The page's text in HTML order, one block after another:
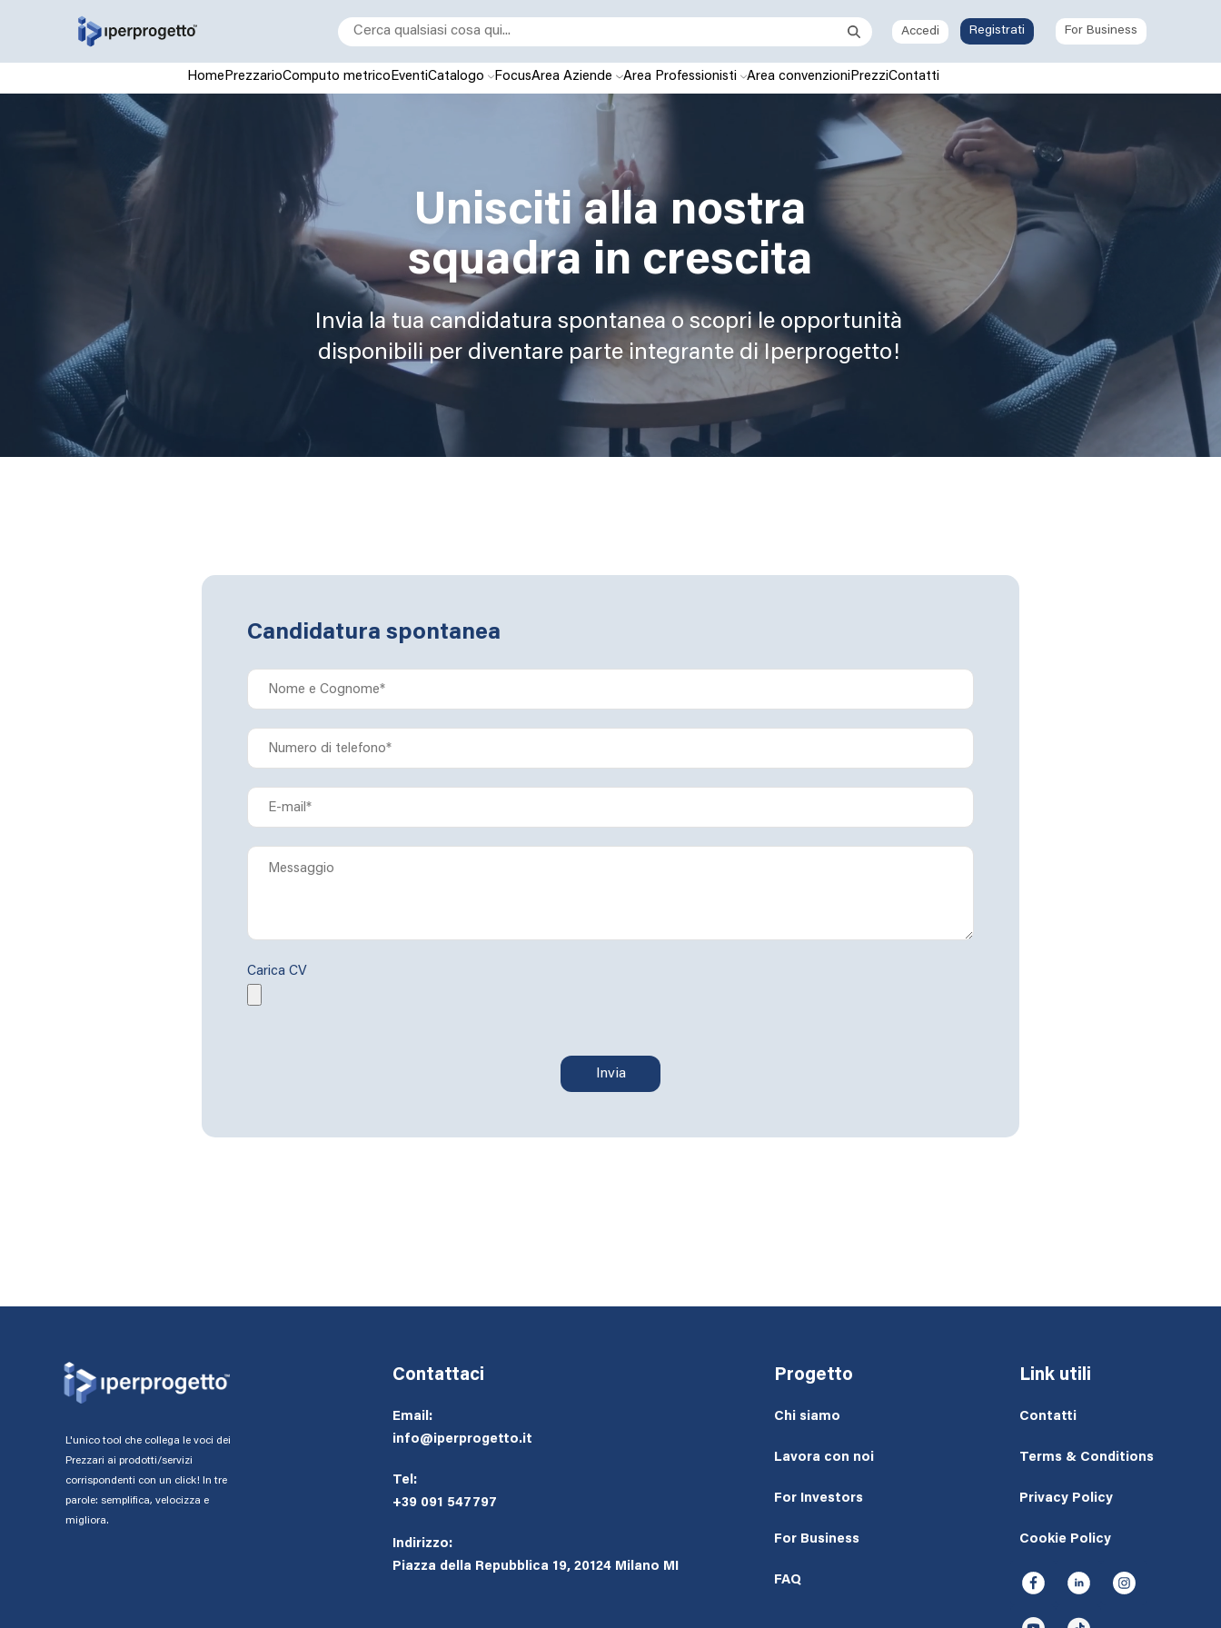
Accedi Registrati For Business
HomePrezzarioComputo metricoEventiCatalogo FocusArea Aziende Area Professionisti Area convenzioniPrezziContatti
Unisciti alla nostra
squadra in crescita
Invia la tua candidatura spontanea o scopri le opportunità
disponibili per diventare parte integrante di Iperprogetto!
Candidatura spontanea
Carica CV
L'unico tool che collega le voci dei
Prezzari ai prodotti/servizi
corrispondenti con un click! In tre
parole: semplifica, velocizza e
migliora.
Contattaci
Email:
info@iperprogetto.it
Tel:
+39 091 547797
Indirizzo:
Piazza della Repubblica 19, 20124 Milano MI
Progetto
Chi siamo
Lavora con noi
For Investors
For Business
FAQ
Link utili
Contatti
Terms & Conditions
Privacy Policy
Cookie Policy